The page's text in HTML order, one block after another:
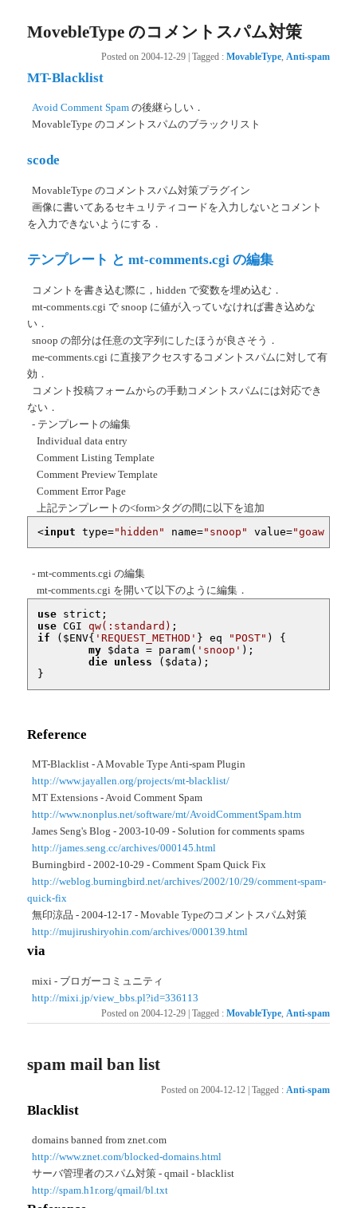
MovebleType のコメントスパム対策
Posted on 2004-12-29 Tagged : MovableType, Anti-spam
MT-Blacklist
Avoid Comment Spam の後継らしい．
MovableType のコメントスパムのブラックリスト
scode
MovableType のコメントスパム対策プラグイン
画像に書いてあるセキュリティコードを入力しないとコメント
を入力できないようにする．
テンプレート と mt-comments.cgi の編集
コメントを書き込む際に，hidden で変数を埋め込む．
mt-comments.cgi で snoop に値が入っていなければ書き込めな
い．
snoop の部分は任意の文字列にしたほうが良さそう．
me-comments.cgi に直接アクセスするコメントスパムに対して有
効．
コメント投稿フォームからの手動コメントスパムには対応でき
ない．
- テンプレートの編集
Individual data entry
Comment Listing Template
Comment Preview Template
Comment Error Page
上記テンプレートの<form>タグの間に以下を追加
<input type="hidden" name="snoop" value="goaway"
- mt-comments.cgi の編集
mt-comments.cgi を開いて以下のように編集．
use
use CGI qw(:standard)
if ( $ENV{ 'REQUEST_METHOD' } eq "POST" ) {
my
$data = param( 'snoop' );
die
unless ( $data );
}
Reference
MT-Blacklist - A Movable Type Anti-spam Plugin
http://www.jayallen.org/projects/mt-blacklist/
MT Extensions - Avoid Comment Spam
http://www.nonplus.net/software/mt/AvoidCommentSpam.htm
James Seng's Blog - 2003-10-09 - Solution for comments spams
http://james.seng.cc/archives/000145.html
Burningbird - 2002-10-29 - Comment Spam Quick Fix
http://weblog.burningbird.net/archives/2002/10/29/comment-spam-
quick-fix
無印涼品 - 2004-12-17 - Movable Typeのコメントスパム対策
http://mujirushiryohin.com/archives/000139.html
via
mixi - ブロガーコミュニティ
http://mixi.jp/view_bbs.pl?id=336113
Posted on 2004-12-29 Tagged : MovableType, Anti-spam
spam mail ban list
Posted on 2004-12-12 | Tagged : Anti-spam
Blacklist
domains banned from znet.com
http://www.znet.com/blocked-domains.html
サーバ管理者のスパム対策 - qmail - blacklist
http://spam.h1r.org/qmail/bl.txt